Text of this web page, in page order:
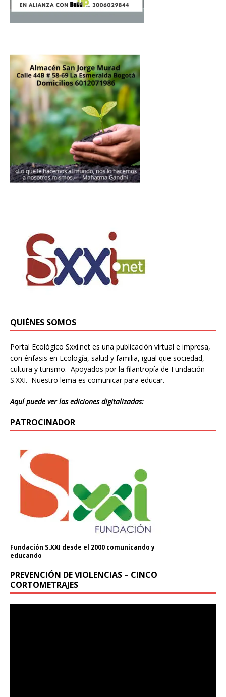
QUIÉNES SOMOS
Portal Ecológico Sxxi.net es una publicación virtual e impresa,
con énfasis en Ecología, salud y familia, igual que sociedad,
cultura y turismo. Apoyados por la filantropía de Fundación
S.XXI. Nuestro lema es comunicar para educar.
Aquí puede ver las ediciones digitalizadas:
PATROCINADOR
Fundación S.XXI desde el 2000 comunicando y
educando
PREVENCIÓN DE VIOLENCIAS – CINCO
CORTOMETRAJES
Donación
$1.00